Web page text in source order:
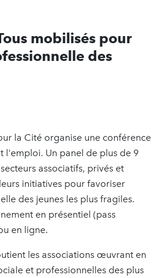
mobilisés pour
des
la Cité organise une conférence
l'emploi. Un panel de plus de 9
associatifs, privés et
initiatives pour favoriser
des jeunes les plus fragiles.
en présentiel (pass
en ligne.
les associations œuvrant en
et professionnelles des plus